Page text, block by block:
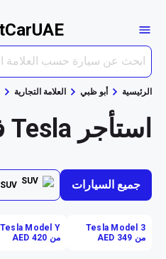
الرئيسية أبو ظبي العلامة التجارية
استأجر Tesla في أبو ظبي
جميع السيارات SUV
Tesla Model 3
من AED 349
Tesla Model Y
من AED 420